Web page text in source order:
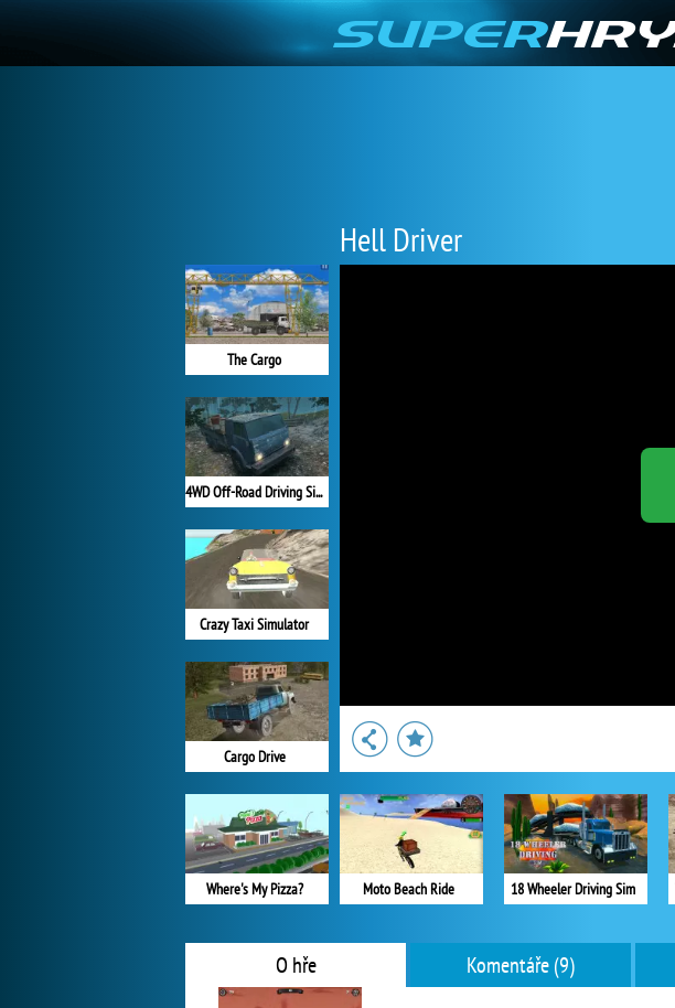
Hell Driver
The Cargo
4WD Off-Road Driving Sim
Crazy Taxi Simulator
Cargo Drive
Where's My Pizza? Moto Beach Ride 18 Wheeler Driving Sim
O hře Komentáře (9)